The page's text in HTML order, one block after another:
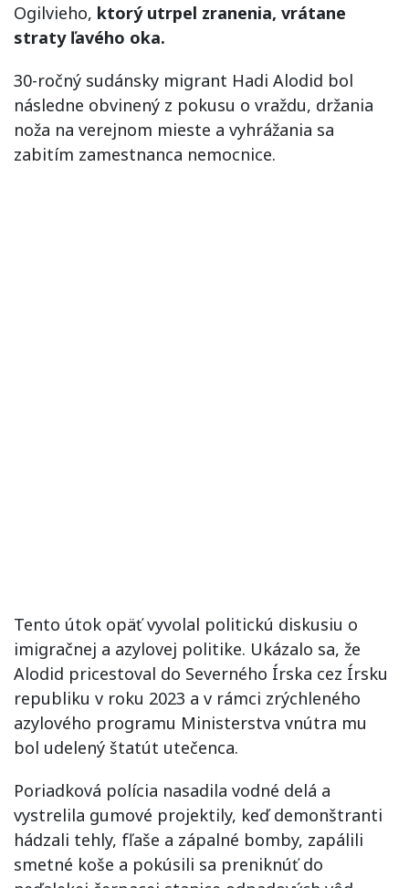
Ogilvieho, ktorý utrpel zranenia, vrátane
straty ľavého oka.
30-ročný sudánsky migrant Hadi Alodid bol
následne obvinený z pokusu o vraždu, držania
noža na verejnom mieste a vyhrážania sa
zabitím zamestnanca nemocnice.
Tento útok opäť vyvolal politickú diskusiu o
imigračnej a azylovej politike. Ukázalo sa, že
Alodid pricestoval do Severného Írska cez Írsku
republiku v roku 2023 a v rámci zrýchleného
azylového programu Ministerstva vnútra mu
bol udelený štatút utečenca.
Poriadková polícia nasadila vodné delá a
vystrelila gumové projektily, keď demonštranti
hádzali tehly, fľaše a zápalné bomby, zapálili
smetné koše a pokúsili sa preniknúť do